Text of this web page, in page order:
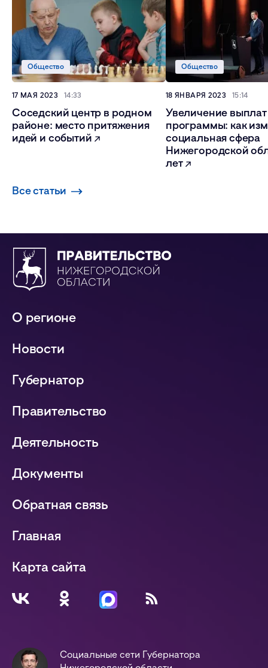
Соседский центр в родном
районе: место притяжения
идей и событий
Общество
17 МАЯ 2023 14:33
Увеличение
программы: как
социальная сфера
Нижегородской
лет
Общество
18 ЯНВАРЯ 2023 15:14
Все статьи
О регионе
Новости
Губернатор
Правительство
Деятельность
Документы
Обратная связь
Главная
Карта сайта
Социальные сети Губернатора